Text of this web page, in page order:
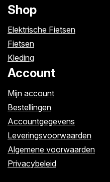
Shop
Elektrische Fietsen
Fietsen
Kleding
Account
Mijn account
Bestellingen
Accountgegevens
Leveringsvoorwaarden
Algemene voorwaarden
Privacybeleid